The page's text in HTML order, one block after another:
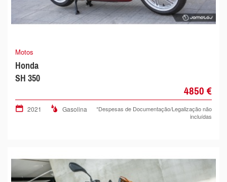
Motos
Honda
SH 350
4850 €
2021 Gasolina
*Despesas de Documentação/Legalização não
incluídas